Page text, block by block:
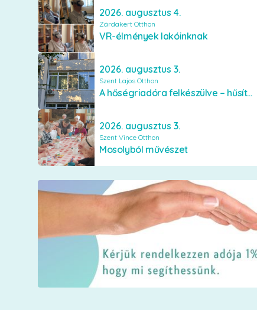
2026. augusztus 4.
Zárdakert Otthon
VR-élmények lakóinknak
2026. augusztus 3.
Szent Lajos Otthon
A hőségriadóra felkészülve – hűsítő fejlesztések a Szent Lajos Otthonban
2026. augusztus 3.
Szent Vince Otthon
Mosolyból művészet